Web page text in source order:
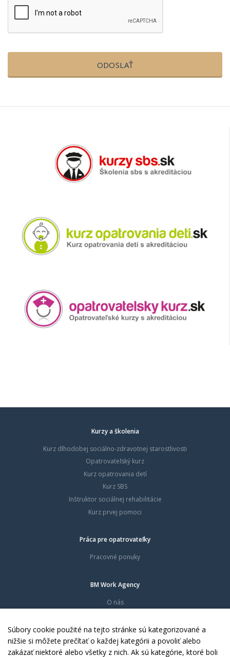
ODOSLAŤ
Kurzy a školenia
Kurz dlhodobej sociálno-zdravotnej starostlivosti
Opatrovateľský kurz
Kurz opatrovania detí
Kurz SBS
Inštruktor sociálnej rehabilitácie
Kurz prvej pomoci
Práca pre opatrovateľky
Pracovné ponuky
BM Work Agency
O nás
Dokumenty
Kontakty
Súbory cookie použité na tejto stránke sú kategorizované a
nižšie si môžete prečítať o každej kategórii a povoliť alebo
zakázať niektoré alebo všetky z nich. Ak sú kategórie, ktoré boli